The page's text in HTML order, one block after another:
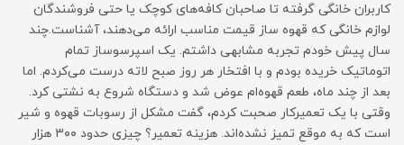
کاربران خانگی گرفته تا صاحبان کافه‌های کوچک یا حتی فروشندگان
لوازم خانگی که قهوه ساز قیمت مناسب ارائه می‌دهند، آشناست.چند
سال پیش خودم تجربه مشابهی داشتم. یک اسپرسوساز تمام
اتوماتیک خریده بودم و با افتخار هر روز صبح لاته درست می‌کردم. اما
بعد از چند ماه، طعم قهوه‌ام عوض شد و دستگاه شروع به نشتی کرد.
وقتی با یک تعمیرکار صحبت کردم، گفت مشکل از رسوبات قهوه و شیر
است که به موقع تمیز نشده‌اند. هزینه تعمیر؟ چیزی حدود ۳۰۰ هزار